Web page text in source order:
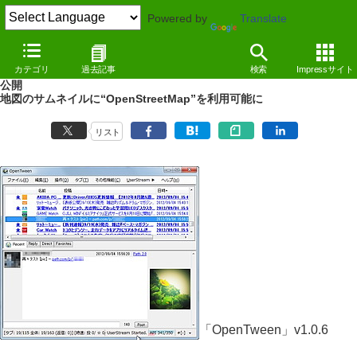
Powered by Translate
カテゴリ 過去記事 検索 Impressサイト
NEWS（12/09/04 16:10）
SNS“Path”経由で投稿された写真に対応した「OpenTween」v1.0.6が
公開
地図のサムネイルに“OpenStreetMap”を利用可能に
リスト
「OpenTween」v1.0.6